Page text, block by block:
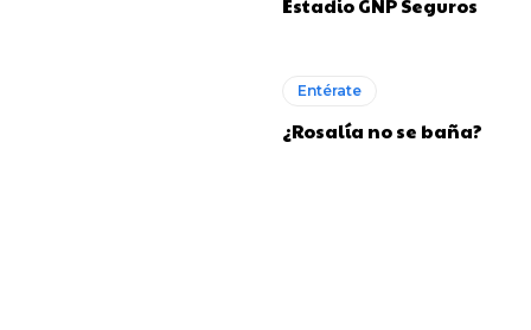
Estadio GNP Seguros
Entérate
¿Rosalía no se baña?